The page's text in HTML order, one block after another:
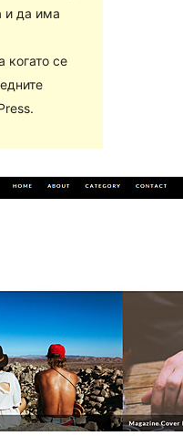
и да има
когато се